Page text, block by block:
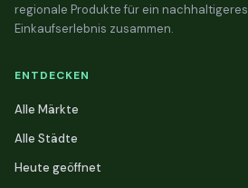
regionale Produkte für ein nachhaltigeres
Einkaufserlebnis zusammen.
ENTDECKEN
Alle Märkte
Alle Städte
Heute geöffnet